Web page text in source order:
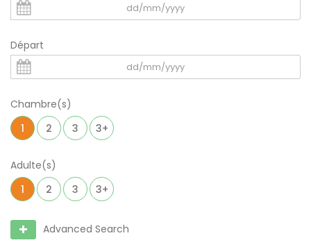
Départ
Chambre(s)
1
2 3 3+
Adulte(s)
1
2 3 3+
Advanced Search